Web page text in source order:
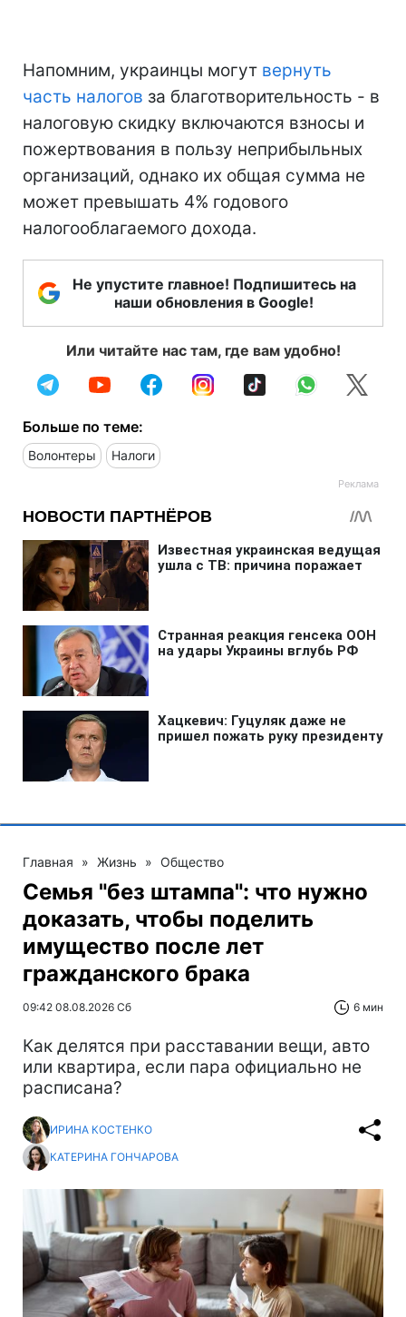
Напомним, украинцы могут вернуть
часть налогов за благотворительность - в
налоговую скидку включаются взносы и
пожертвования в пользу неприбыльных
организаций, однако их общая сумма не
может превышать 4% годового
налогооблагаемого дохода.
Не упустите главное! Подпишитесь на
наши обновления в Google!
Или читайте нас там, где вам удобно!
Больше по теме:
Волонтеры Налоги
Главная » Жизнь » Общество
Семья "без штампа": что нужно
доказать, чтобы поделить
имущество после лет
гражданского брака
09:42 08.08.2026 Сб 6 мин
Как делятся при расставании вещи, авто
или квартира, если пара официально не
расписана?
ИРИНА КОСТЕНКО
КАТЕРИНА ГОНЧАРОВА